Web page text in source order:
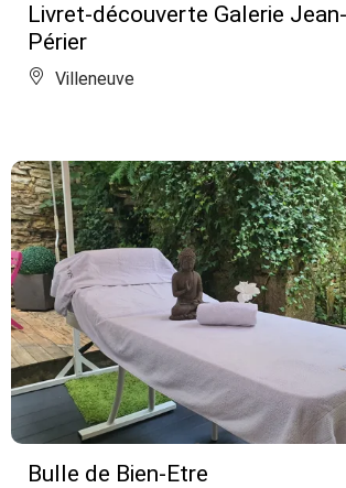
Livret-découverte Galerie
Périer
Villeneuve
Bulle de Bien-Etre